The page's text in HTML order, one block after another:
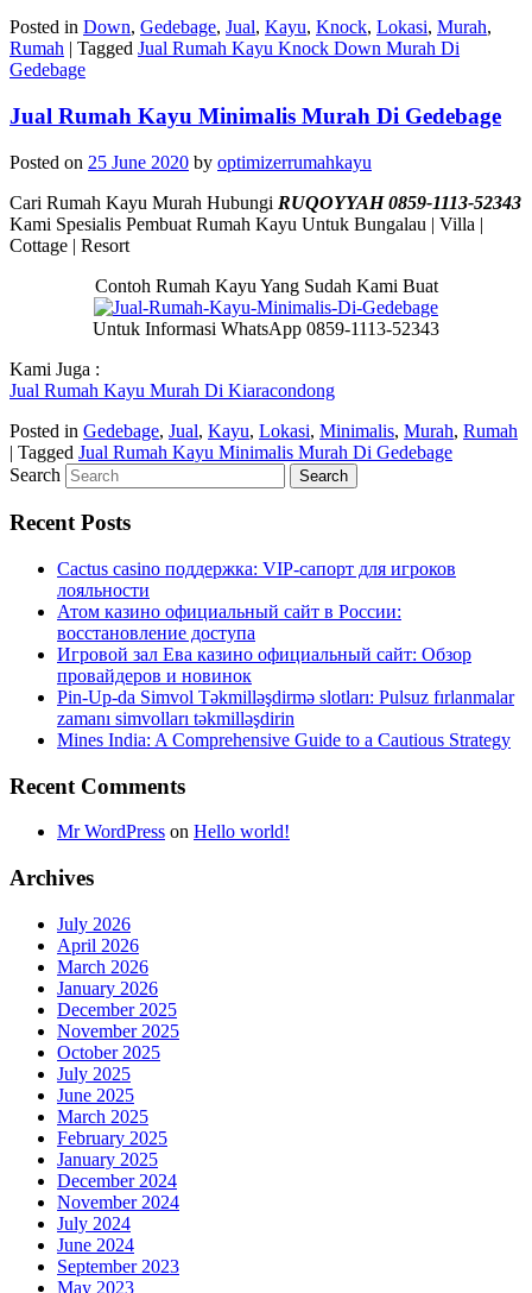
Posted in Down, Gedebage, Jual, Kayu, Knock, Lokasi, Murah,
Rumah | Tagged Jual Rumah Kayu Knock Down Murah Di
Gedebage
Jual Rumah Kayu Minimalis Murah Di Gedebage
Posted on 25 June 2020 by optimizerrumahkayu
Cari Rumah Kayu Murah Hubungi RUQOYYAH 0859-1113-52343
Kami Spesialis Pembuat Rumah Kayu Untuk Bungalau | Villa |
Cottage | Resort
Contoh Rumah Kayu Yang Sudah Kami Buat
Untuk Informasi WhatsApp 0859-1113-52343
Kami Juga :
Jual Rumah Kayu Murah Di Kiaracondong
Posted in Gedebage, Jual, Kayu, Lokasi, Minimalis, Murah, Rumah
| Tagged Jual Rumah Kayu Minimalis Murah Di Gedebage
Search
Recent Posts
Cactus casino поддержка: VIP-сапорт для игроков
лояльности
Атом казино официальный сайт в России:
восстановление доступа
Игровой зал Ева казино официальный сайт: Обзор
провайдеров и новинок
Pin-Up-da Simvol Təkmilləşdirmə slotları: Pulsuz fırlanmalar
zamanı simvolları təkmilləşdirin
Mines India: A Comprehensive Guide to a Cautious Strategy
Recent Comments
Mr WordPress on Hello world!
Archives
July 2026
April 2026
March 2026
January 2026
December 2025
November 2025
October 2025
July 2025
June 2025
March 2025
February 2025
January 2025
December 2024
November 2024
July 2024
June 2024
September 2023
May 2023